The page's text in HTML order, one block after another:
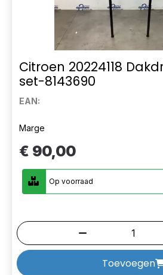
Citroen 20224118
set-8143690
EAN:
Marge
€ 90,00
Op voorraad
Toevoegen